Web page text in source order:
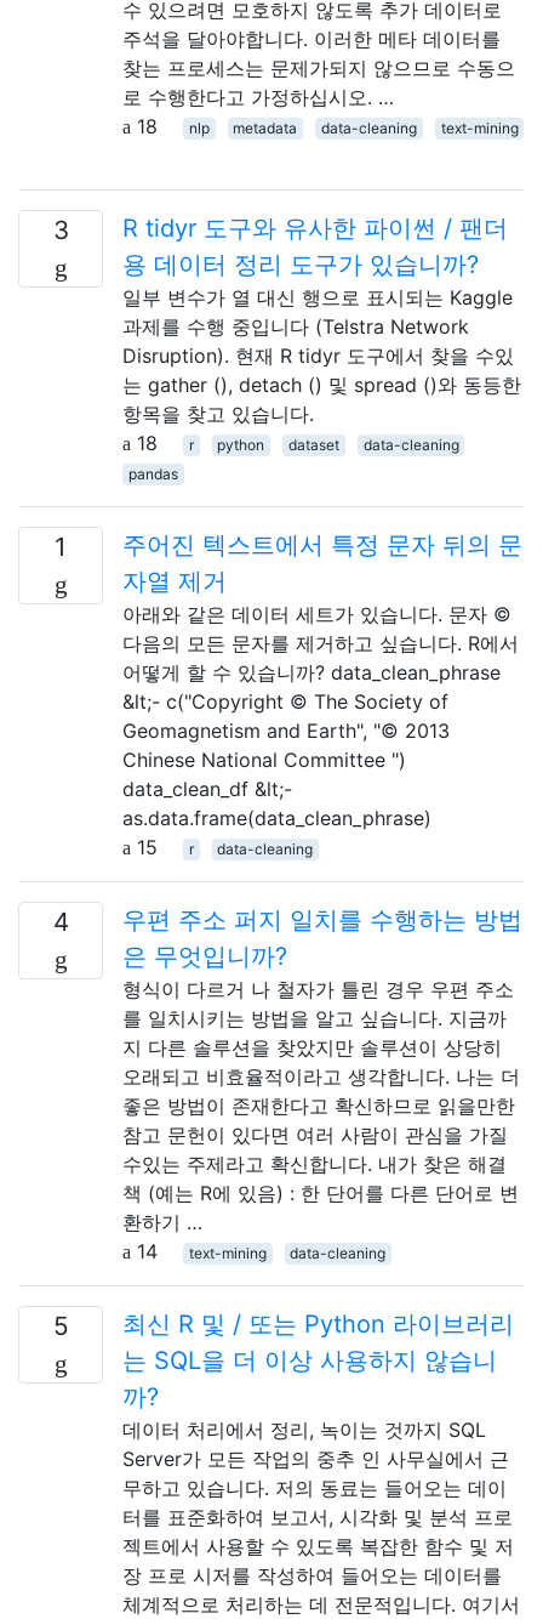
수 있으려면 모호하지 않도록 추가 데이터로
주석을 달아야합니다. 이러한 메타 데이터를
찾는 프로세스는 문제가되지 않으므로 수동으
로 수행한다고 가정하십시오. …
18
nlp metadata data-cleaning text-mining
3
R tidyr 도구와 유사한 파이썬 / 팬더
용 데이터 정리 도구가 있습니까?
일부 변수가 열 대신 행으로 표시되는 Kaggle
과제를 수행 중입니다 (Telstra Network
Disruption). 현재 R tidyr 도구에서 찾을 수있
는 gather (), detach () 및 spread ()와 동등한
항목을 찾고 있습니다.
18
r python dataset
data-cleaning
pandas
1
주어진 텍스트에서 특정 문자 뒤의 문
자열 제거
아래와 같은 데이터 세트가 있습니다. 문자 ©
다음의 모든 문자를 제거하고 싶습니다. R에서
어떻게 할 수 있습니까? data_clean_phrase
&lt;- c("Copyright © The Society of
Geomagnetism and Earth", "© 2013
Chinese National Committee ")
data_clean_df &lt;-
as.data.frame(data_clean_phrase)
15
r data-cleaning
4
우편 주소 퍼지 일치를 수행하는 방법
은 무엇입니까?
형식이 다르거 나 철자가 틀린 경우 우편 주소
를 일치시키는 방법을 알고 싶습니다. 지금까
지 다른 솔루션을 찾았지만 솔루션이 상당히
오래되고 비효율적이라고 생각합니다. 나는 더
좋은 방법이 존재한다고 확신하므로 읽을만한
참고 문헌이 있다면 여러 사람이 관심을 가질
수있는 주제라고 확신합니다. 내가 찾은 해결
책 (예는 R에 있음) : 한 단어를 다른 단어로 변
환하기 …
14
text-mining data-cleaning
5
최신 R 및 / 또는 Python 라이브러리
는 SQL을 더 이상 사용하지 않습니
까?
데이터 처리에서 정리, 녹이는 것까지 SQL
Server가 모든 작업의 ​​중추 인 사무실에서 근
무하고 있습니다. 저의 동료는 들어오는 데이
터를 표준화하여 보고서, 시각화 및 분석 프로
젝트에서 사용할 수 있도록 복잡한 함수 및 저
장 프로 시저를 작성하여 들어오는 데이터를
체계적으로 처리하는 데 전문적입니다. 여기서